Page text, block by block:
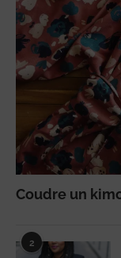
Coudre un
2